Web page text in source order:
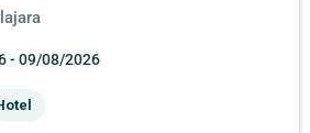
- 09/08/2026